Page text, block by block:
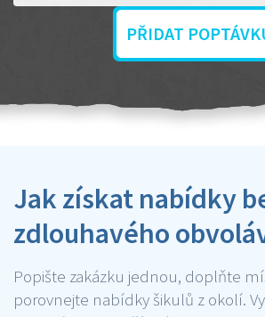
PŘIDAT
Jak získat nabídky
zdlouhavého
Popište zakázku jednou, doplňte
porovnejte nabídky šikulů z okolí.